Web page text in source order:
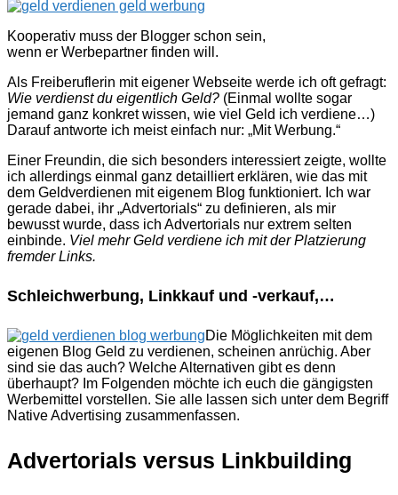
Kooperativ muss der Blogger schon sein,
wenn er Werbepartner finden will.
Als Freiberuflerin mit eigener Webseite werde ich oft gefragt:
Wie verdienst du eigentlich Geld? (Einmal wollte sogar
jemand ganz konkret wissen, wie viel Geld ich verdiene…)
Darauf antworte ich meist einfach nur: „Mit Werbung.“
Einer Freundin, die sich besonders interessiert zeigte, wollte
ich allerdings einmal ganz detailliert erklären, wie das mit
dem Geldverdienen mit eigenem Blog funktioniert. Ich war
gerade dabei, ihr „Advertorials“ zu definieren, als mir
bewusst wurde, dass ich Advertorials nur extrem selten
einbinde. Viel mehr Geld verdiene ich mit der Platzierung
fremder Links.
Schleichwerbung, Linkkauf und -verkauf,…
Die Möglichkeiten mit dem
eigenen Blog Geld zu verdienen, scheinen anrüchig. Aber
sind sie das auch? Welche Alternativen gibt es denn
überhaupt? Im Folgenden möchte ich euch die gängigsten
Werbemittel vorstellen. Sie alle lassen sich unter dem Begriff
Native Advertising zusammenfassen.
Advertorials versus Linkbuilding